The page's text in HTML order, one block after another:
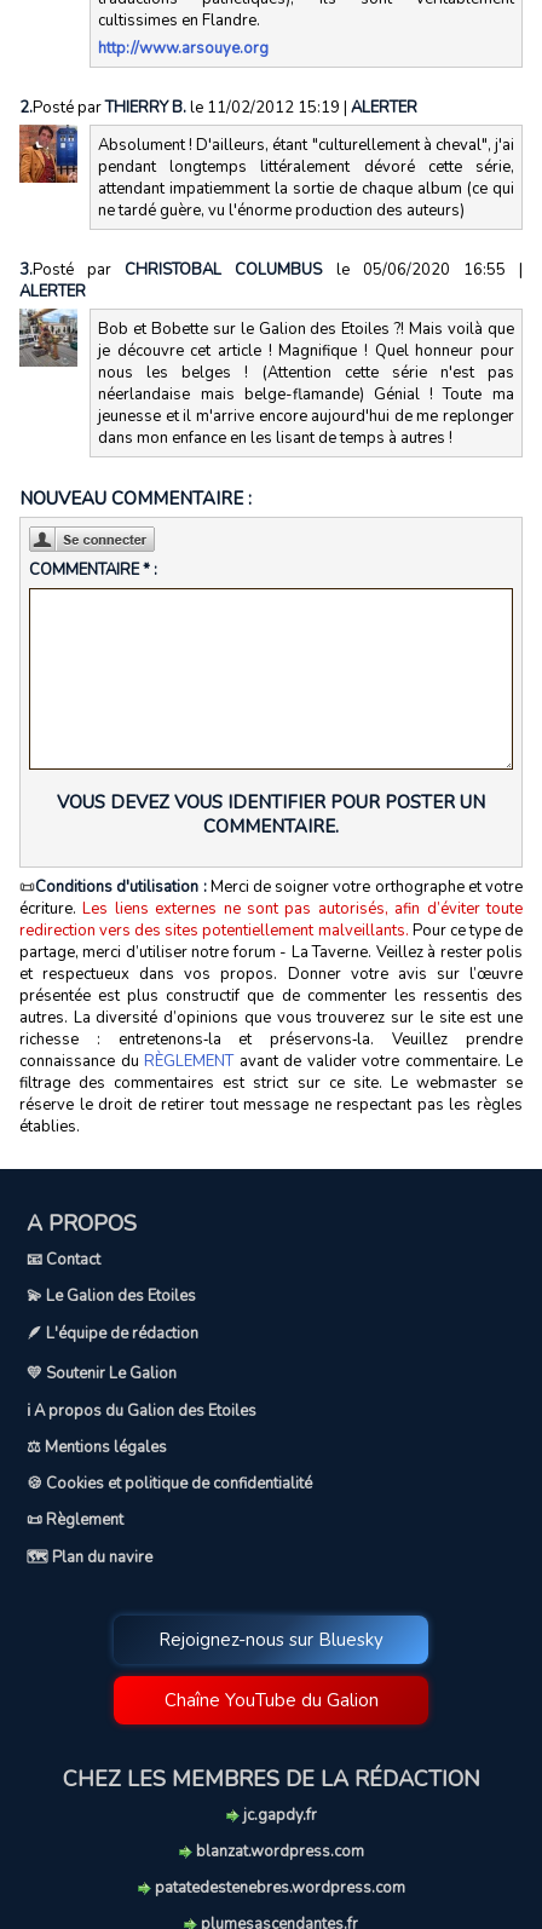
cultissimes en Flandre.
http://www.arsouye.org
2.Posté parTHIERRY B.le 11/02/2012 15:19 | ALERTER
Absolument ! D'ailleurs, étant "culturellement à cheval", j'ai
pendant longtemps littéralement dévoré cette série,
attendant impatiemment la sortie de chaque album (ce qui
ne tardé guère, vu l'énorme production des auteurs)
3.Posté parCHRISTOBAL COLUMBUS le 05/06/2020 16:55|
ALERTER
Bob et Bobette sur le Galion des Etoiles ?! Mais voilà que
je découvre cet article ! Magnifique ! Quel honneur pour
nous les belges ! (Attention cette série n'est pas
néerlandaise mais belge-flamande) Génial ! Toute ma
jeunesse et il m'arrive encore aujourd'hui de me replonger
dans mon enfance en les lisant de temps à autres !
NOUVEAU COMMENTAIRE :
COMMENTAIRE * :
VOUS DEVEZ VOUS IDENTIFIER POUR POSTER UN
COMMENTAIRE.
📜Conditions d'utilisation :Merci de soigner votre orthographe et votre
écriture.Les liens externes ne sont pas autorisés, afin d’éviter toute
redirection vers des sites potentiellement malveillants. Pour ce type de
partage, merci d’utiliser notre forum - La Taverne. Veillez à rester polis
et respectueux dans vos propos. Donner votre avis sur l’œuvre
présentée est plus constructif que de commenter les ressentis des
autres. La diversité d’opinions que vous trouverez sur le site est une
richesse : entretenons‑la et préservons‑la. Veuillez prendre
connaissance du RÈGLEMENTavant de valider votre commentaire. Le
filtrage des commentaires est strict sur ce site. Le webmaster se
réserve le droit de retirer tout message ne respectant pas les règles
établies.
A PROPOS
📧 Contact
💫 Le Galion des Etoiles
🪶 L'équipe de rédaction
💛 Soutenir Le Galion
ℹ️ A propos du Galion des Etoiles
⚖️ Mentions légales
🍪 Cookies et politique de confidentialité
📜 Règlement
🗺️ Plan du navire
Rejoignez-nous sur Bluesky
Chaîne YouTube du Galion
CHEZ LES MEMBRES DE LA RÉDACTION
jc.gapdy.fr
blanzat.wordpress.com
patatedestenebres.wordpress.com
plumesascendantes.fr